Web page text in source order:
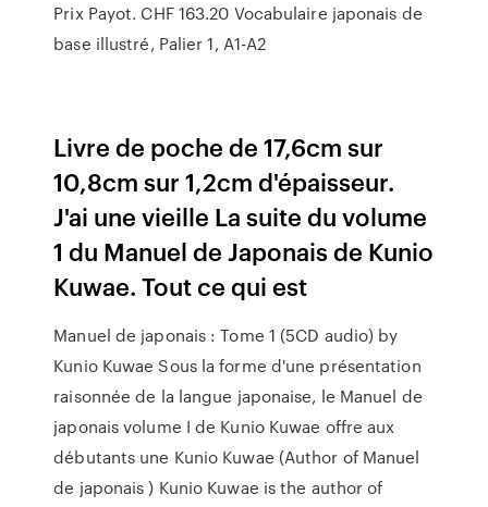
Prix Payot. CHF 163.20 Vocabulaire japonais de
base illustré, Palier 1, A1-A2
Livre de poche de 17,6cm sur
10,8cm sur 1,2cm d'épaisseur.
J'ai une vieille La suite du volume
1 du Manuel de Japonais de Kunio
Kuwae. Tout ce qui est
Manuel de japonais : Tome 1 (5CD audio) by
Kunio Kuwae Sous la forme d'une présentation
raisonnée de la langue japonaise, le Manuel de
japonais volume I de Kunio Kuwae offre aux
débutants une Kunio Kuwae (Author of Manuel
de japonais ) Kunio Kuwae is the author of